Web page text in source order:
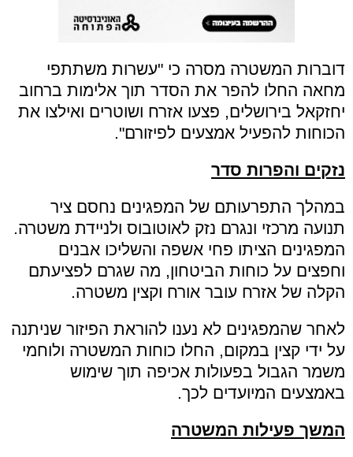
דוברות המשטרה מסרה כי "עשרות משתתפי
מחאה החלו להפר את הסדר תוך אלימות ברחוב
יחזקאל בירושלים, פצעו אזרח ושוטרים ואילצו את
הכוחות להפעיל אמצעים לפיזורם".
נזקים והפרות סדר
במהלך התפרעותם של המפגינים נחסם ציר
תנועה מרכזי ונגרם נזק לאוטובוס ולניידת משטרה.
המפגינים הציתו פחי אשפה והשליכו אבנים
וחפצים על כוחות הביטחון, מה שגרם לפציעתם
הקלה של אזרח עובר אורח וקצין משטרה.
לאחר שהמפגינים לא נענו להוראת הפיזור שניתנה
על ידי קצין במקום, החלו כוחות המשטרה ולוחמי
משמר הגבול בפעולות אכיפה תוך שימוש
באמצעים המיועדים לכך.
המשך פעילות המשטרה